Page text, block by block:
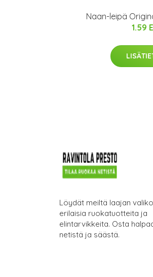
Naan-leipä
1.59
Löydät meiltä laajan
erilaisia ruokatuotteita ja
elintarvikkeita. Osta
netistä ja säästä.